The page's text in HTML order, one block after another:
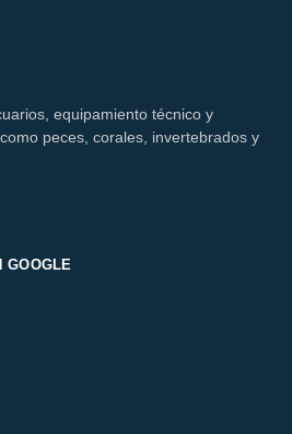
equipamiento técnico y
peces, corales, invertebrados y
GOOGLE